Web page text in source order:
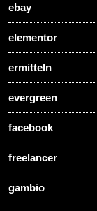
ebay
elementor
ermitteln
evergreen
facebook
freelancer
gambio